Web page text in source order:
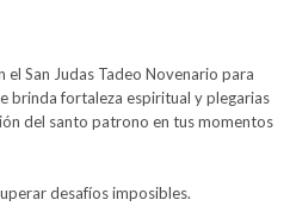
el San Judas Tadeo Novenario para
brinda fortaleza espiritual y plegarias
del santo patrono en tus momentos
desafíos imposibles.